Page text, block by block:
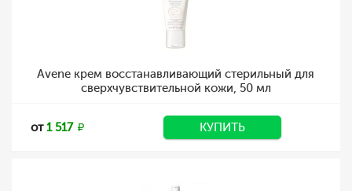
Avene крем восстанавливающий стерильный для
сверхчувствительной кожи, 50 мл
от1 517 КУПИТЬ